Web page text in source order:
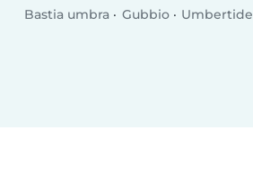
Bastia umbra
Gubbio Umbertide